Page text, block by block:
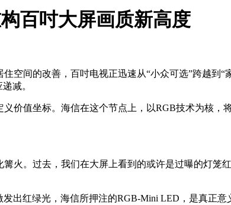
百吋大屏画质新高度
空间的改善，百吋电视正迅速从“小众可选”跨越到
减。
价值坐标。海信在这个节点上，以RGB技术为核，
火。过去，我们在大屏上看到的或许是过曝的灯笼
红绿光，海信所押注的RGB-Mini LED，是真正意